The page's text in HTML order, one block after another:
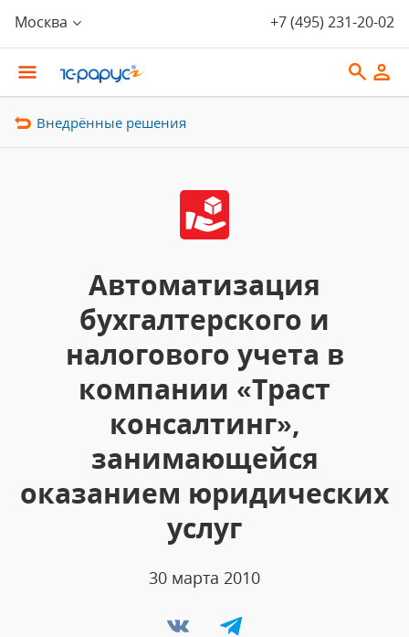
Москва +7 (495) 231-20-02
Внедрённые решения
Автоматизация
бухгалтерского и
налогового учета в
компании «Траст
консалтинг»,
занимающейся
оказанием юридических
услуг
30 марта 2010